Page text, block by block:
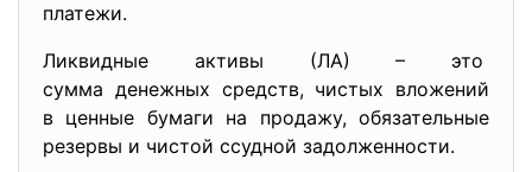
платежи.
Ликвидные активы (ЛА) – это
сумма денежных средств, чистых вложений
в ценные бумаги на продажу, обязательные
резервы и чистой ссудной задолженности.